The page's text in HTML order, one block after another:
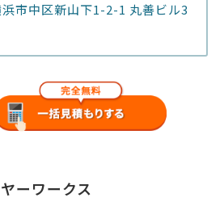
市中区新山下1-2-1 丸善ビル3
ーワークス